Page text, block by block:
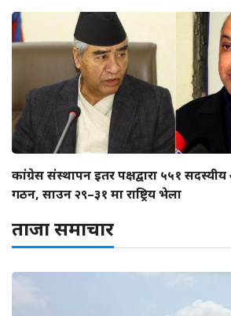
कांग्रेस संस्थापन इतर पक्षद्वारा ५५१
गठन, साउन २९–३१ मा राष्ट्रिय भेला
ताजा समाचार